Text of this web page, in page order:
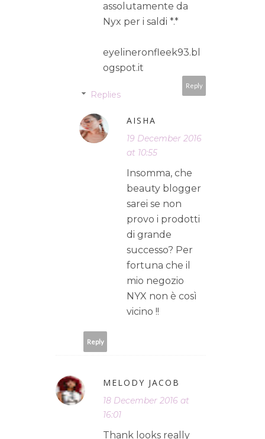
assolutamente da
Nyx per i saldi *.*
eyelineronfleek93.bl
ogspot.it
Reply
Replies
AISHA
19 December 2016
at 10:55
Insomma, che
beauty blogger
sarei se non
provo i prodotti
di grande
successo? Per
fortuna che il
mio negozio
NYX non è così
vicino !!
Reply
MELODY JACOB
18 December 2016 at
16:01
Thank looks really